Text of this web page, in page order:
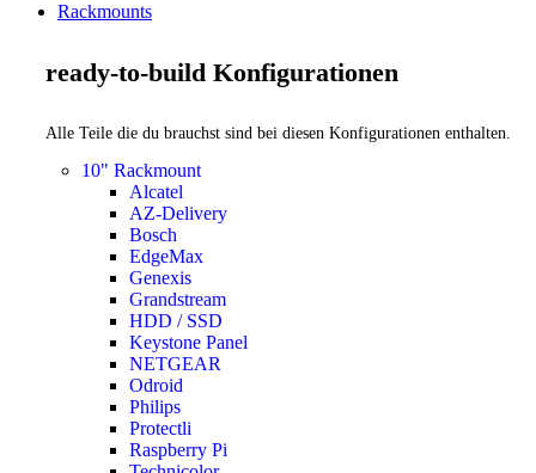
Rackmounts
ready-to-build Konfigurationen
Alle Teile die du brauchst sind bei diesen Konfigurationen enthalten.
10" Rackmount
Alcatel
AZ-Delivery
Bosch
EdgeMax
Genexis
Grandstream
HDD / SSD
Keystone Panel
NETGEAR
Odroid
Philips
Protectli
Raspberry Pi